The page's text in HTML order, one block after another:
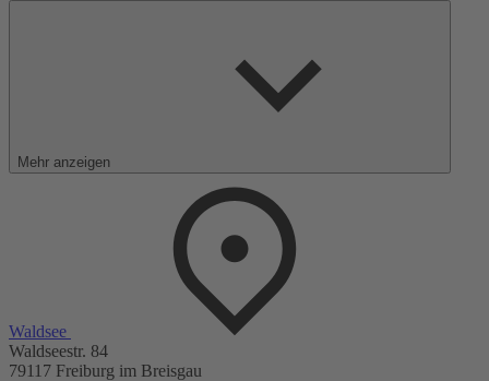
Gemeinsam lauschen, flanieren und genießen: raus aus dem
klassischen Konzertsaal. Ein Open-Air-Erlebnis für alle, die Musik,
Copyright Foto: MEHRKLANG Freiburg
Mehr anzeigen
Waldsee
Waldseestr. 84
79117 Freiburg im Breisgau